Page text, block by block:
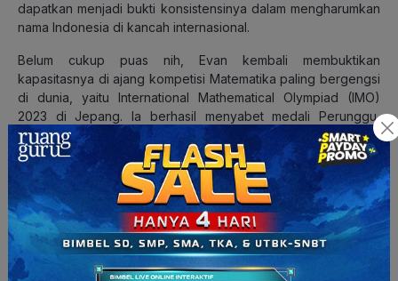
dapatkan menjadi bukti konsistensinya dalam mengharumkan
nama Indonesia di kancah internasional.
Belum cukup puas nih, Evan kembali membuktikan
kapasitasnya di ajang kompetisi Matematika paling bergengsi
di dunia, yaitu International Mathematical Olympiad (IMO)
2023 di Jepang. Ia berhasil menyabet medali Perunggu,
mengalahkan banyaknya peserta berprestasi dari negara-
negara lainnya.
Wah, nggak kaleng-kaleng sih pencapaian Evan. Tentunya,
kesuksesan Evan tak lepas dari dedikasinya yang tinggi
untuk belajar dan berlatih soal-soal, ya.